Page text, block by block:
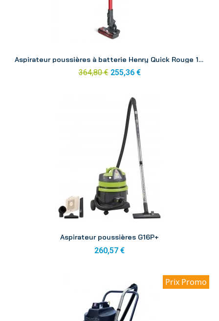
Aspirateur poussières à batterie Henry Quick Rouge 1 batterie
364,80 € 255,36 €
Aspirateur poussières G16P+
260,57 €
Prix Promo